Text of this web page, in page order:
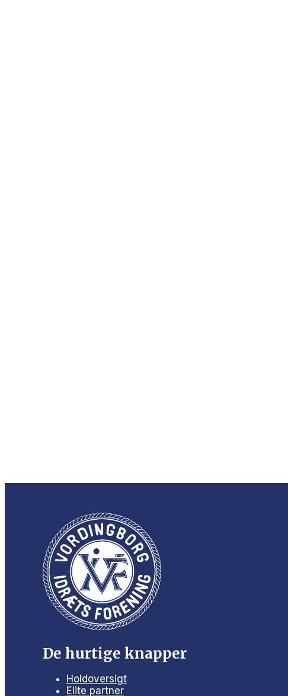
De hurtige knapper
Holdoversigt
Elite partner